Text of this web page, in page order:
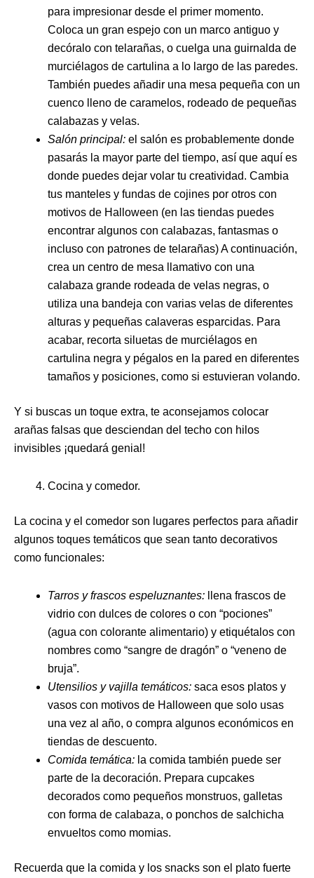
para impresionar desde el primer momento.
Coloca un gran espejo con un marco antiguo y
decóralo con telarañas, o cuelga una guirnalda de
murciélagos de cartulina a lo largo de las paredes.
También puedes añadir una mesa pequeña con un
cuenco lleno de caramelos, rodeado de pequeñas
calabazas y velas.
Salón principal: el salón es probablemente donde
pasarás la mayor parte del tiempo, así que aquí es
donde puedes dejar volar tu creatividad. Cambia
tus manteles y fundas de cojines por otros con
motivos de Halloween (en las tiendas puedes
encontrar algunos con calabazas, fantasmas o
incluso con patrones de telarañas) A continuación,
crea un centro de mesa llamativo con una
calabaza grande rodeada de velas negras, o
utiliza una bandeja con varias velas de diferentes
alturas y pequeñas calaveras esparcidas. Para
acabar, recorta siluetas de murciélagos en
cartulina negra y pégalos en la pared en diferentes
tamaños y posiciones, como si estuvieran volando.
Y si buscas un toque extra, te aconsejamos colocar
arañas falsas que desciendan del techo con hilos
invisibles ¡quedará genial!
Cocina y comedor.
La cocina y el comedor son lugares perfectos para añadir
algunos toques temáticos que sean tanto decorativos
como funcionales:
Tarros y frascos espeluznantes: llena frascos de
vidrio con dulces de colores o con “pociones”
(agua con colorante alimentario) y etiquétalos con
nombres como “sangre de dragón” o “veneno de
bruja”.
Utensilios y vajilla temáticos: saca esos platos y
vasos con motivos de Halloween que solo usas
una vez al año, o compra algunos económicos en
tiendas de descuento.
Comida temática: la comida también puede ser
parte de la decoración. Prepara cupcakes
decorados como pequeños monstruos, galletas
con forma de calabaza, o ponchos de salchicha
envueltos como momias.
Recuerda que la comida y los snacks son el plato fuerte